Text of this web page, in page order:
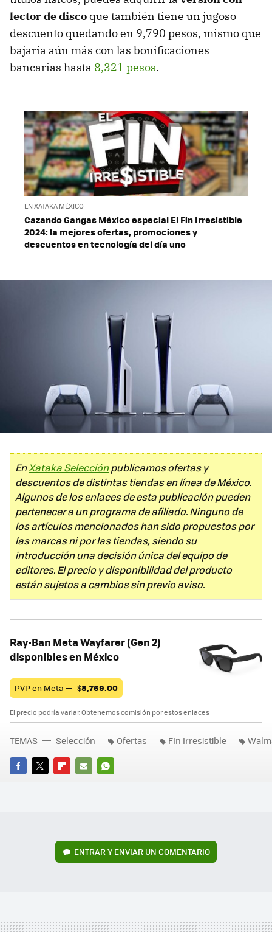
lector de disco que también tiene un jugoso
descuento quedando en 9,790 pesos, mismo que
bajaría aún más con las bonificaciones
bancarias hasta 8,321 pesos.
EN XATAKA MÉXICO
Cazando Gangas México especial El Fin Irresistible
2024: la mejores ofertas, promociones y
descuentos en tecnología del día uno
EnXataka Selecciónpublicamos ofertas y
descuentos de distintas tiendas en línea de México.
Algunos de los enlaces de esta publicación pueden
pertenecer a un programa de afiliado. Ninguno de
los artículos mencionados han sido propuestos por
las marcas ni por las tiendas, siendo su
introducción una decisión única del equipo de
editores. El precio y disponibilidad del producto
están sujetos a cambios sin previo aviso.
Ray-Ban Meta Wayfarer (Gen 2)
disponibles en México
PVP en Meta — $8,769.00
El precio podría variar. Obtenemos comisión por estos enlaces
FACEBOOK
TWITTERFLIPBOARD
E-
WHATSAPP
TEMAS Selección Ofertas FIn Irresistible
ENTRAR Y ENVIAR UN COMENTARIO